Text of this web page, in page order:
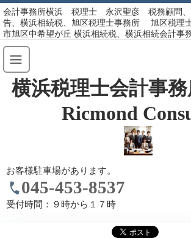
会計事務所横浜 税理士 永沢聖彦 税務顧問、
告、横浜相続税、旭区税理士事務所 旭区税理
市旭区中希望が丘 横浜相続税、横浜相続会計事
横浜税理士会計
Ricmond
お客様駐車場があります。
045-453-8537
受付時間： ９時から１７時